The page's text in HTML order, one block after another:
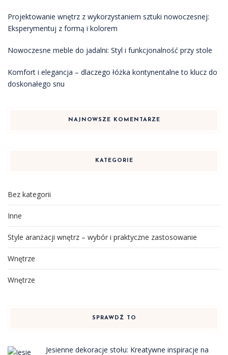
Projektowanie wnętrz z wykorzystaniem sztuki nowoczesnej:
Eksperymentuj z formą i kolorem
Nowoczesne meble do jadalni: Styl i funkcjonalność przy stole
Komfort i elegancja – dlaczego łóżka kontynentalne to klucz do
doskonałego snu
NAJNOWSZE KOMENTARZE
KATEGORIE
Bez kategorii
Inne
Style aranżacji wnętrz – wybór i praktyczne zastosowanie
Wnętrze
Wnętrze
SPRAWDŹ TO
Jesienne dekoracje stołu: Kreatywne inspiracje na